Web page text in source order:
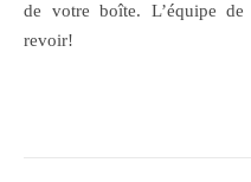
de votre boîte. L’équipe
revoir!